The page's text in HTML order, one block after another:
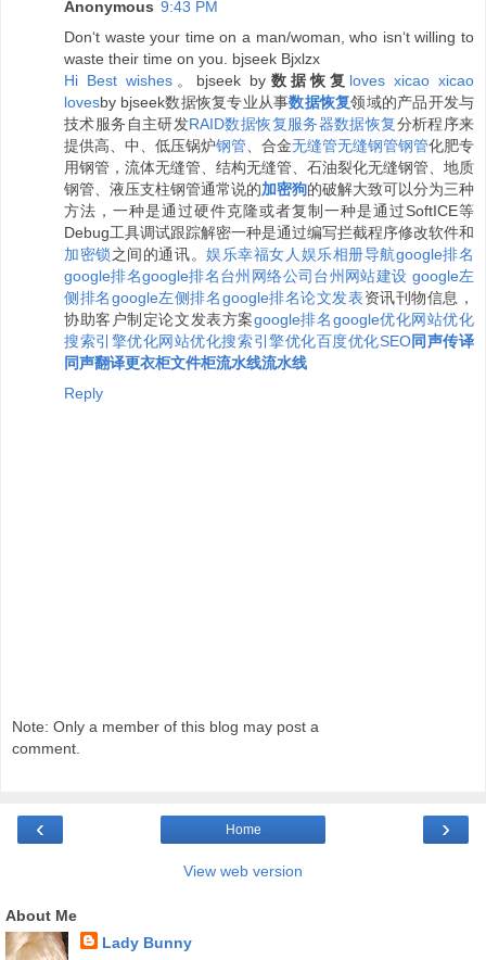
Anonymous 9:43 PM
Don‘t waste your time on a man/woman, who isn‘t willing to
waste their time on you. bjseek Bjxlzx
Hi Best wishes 。bjseek by 数据恢复 loves xicao xicao
lovesby bjseek数据恢复专业从事数据恢复领域的产品开发与
技术服务自主研发RAID数据恢复服务器数据恢复分析程序来
提供高、中、低压锅炉钢管 、合金无缝管无缝钢管钢管化肥专
用钢管，流体无缝管、结构无缝管、石油裂化无缝钢管、地质
钢管、液压支柱钢管通常说的加密狗的破解大致可以分为三种
方法，一种是通过硬件克隆或者复制一种是通过SoftICE等
Debug工具调试跟踪解密一种是通过编写拦截程序修改软件和
加密锁之间的通讯。娱乐幸福女人 娱乐相册导航google排名
google排名google排名台州网络公司台州网站建设 google左
侧排名google左侧排名google排名论文发表资讯刊物信息，
协助客户制定论文发表方案google排名google优化网站优化
搜索引擎优化网站优化搜索引擎优化百度优化SEO同声传译
同声翻译更衣柜文件柜流水线流水线
Reply
Note: Only a member of this blog may post a
comment.
‹ ›
Home
View web version
About Me
Lady Bunny